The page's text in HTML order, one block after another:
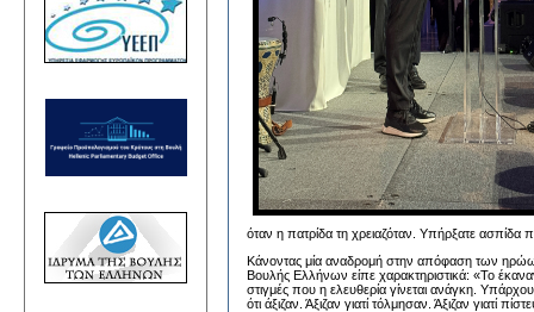
όταν η πατρίδα τη χρειαζόταν. Υπήρξατε
Κάνοντας μία αναδρομή στην απόφαση των
Βουλής Ελλήνων είπε χαρακτηριστικά: «Το
στιγμές που η ελευθερία γίνεται ανάγκη.
ότι άξιζαν. Άξιζαν γιατί τόλμησαν. Άξιζαν γιατί